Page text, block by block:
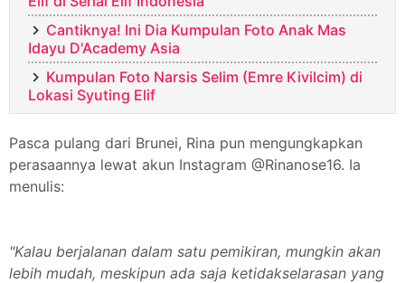
Cantiknya! Ini Dia Kumpulan Foto Anak Mas
Idayu D'Academy Asia
Kumpulan Foto Narsis Selim (Emre Kivilcim) di
Lokasi Syuting Elif
Pasca pulang dari Brunei, Rina pun mengungkapkan
perasaannya lewat akun Instagram @Rinanose16. Ia
menulis:
"Kalau berjalanan dalam satu pemikiran, mungkin akan
lebih mudah, meskipun ada saja ketidakselarasan yang